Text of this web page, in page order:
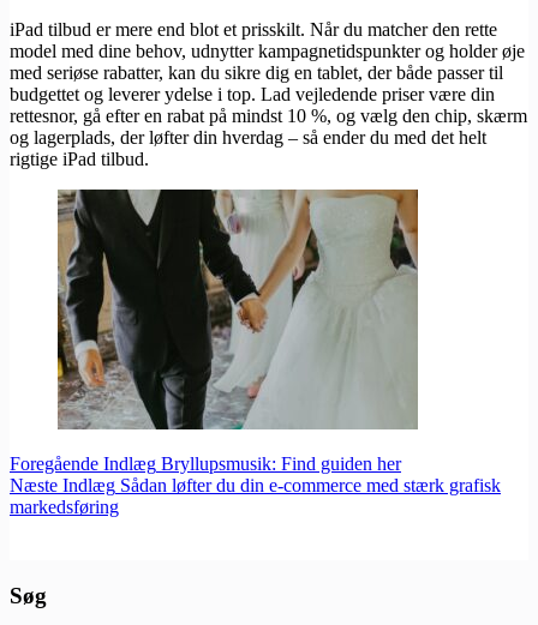
iPad tilbud er mere end blot et prisskilt. Når du matcher den rette
model med dine behov, udnytter kampagnetidspunkter og holder øje
med seriøse rabatter, kan du sikre dig en tablet, der både passer til
budgettet og leverer ydelse i top. Lad vejledende priser være din
rettesnor, gå efter en rabat på mindst 10 %, og vælg den chip, skærm
og lagerplads, der løfter din hverdag – så ender du med det helt
rigtige iPad tilbud.
Foregående Indlæg Bryllupsmusik: Find guiden her
Næste Indlæg Sådan løfter du din e-commerce med stærk grafisk
markedsføring
Søg